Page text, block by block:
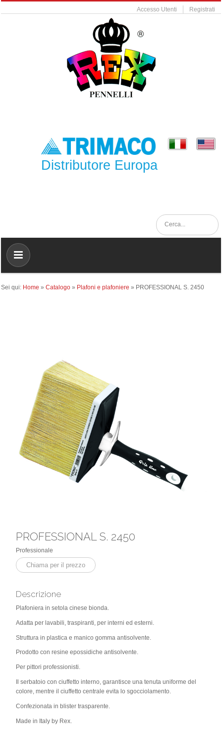
Accesso Utenti Registrati
Distributore Europa
Sei qui: Home » Catalogo » Plafoni e plafoniere » PROFESSIONAL S. 2450
PROFESSIONAL S. 2450
Professionale
Chiama per il prezzo
Descrizione
Plafoniera in setola cinese bionda.
Adatta per lavabili, traspiranti, per interni ed esterni.
Struttura in plastica e manico gomma antisolvente.
Prodotto con resine epossidiche antisolvente.
Per pittori professionisti.
Il serbatoio con ciuffetto interno, garantisce una tenuta uniforme del
colore, mentre il ciuffetto centrale evita lo sgocciolamento.
Confezionata in blister trasparente.
Made in Italy by Rex.